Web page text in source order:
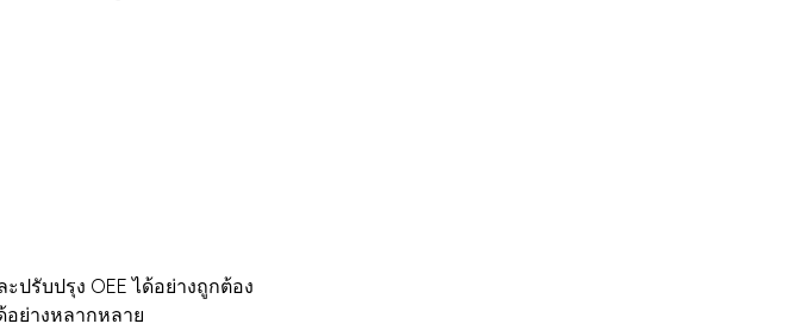
ปรับปรุง OEE ได้อย่างถูกต้อง
ย่างหลากหลาย